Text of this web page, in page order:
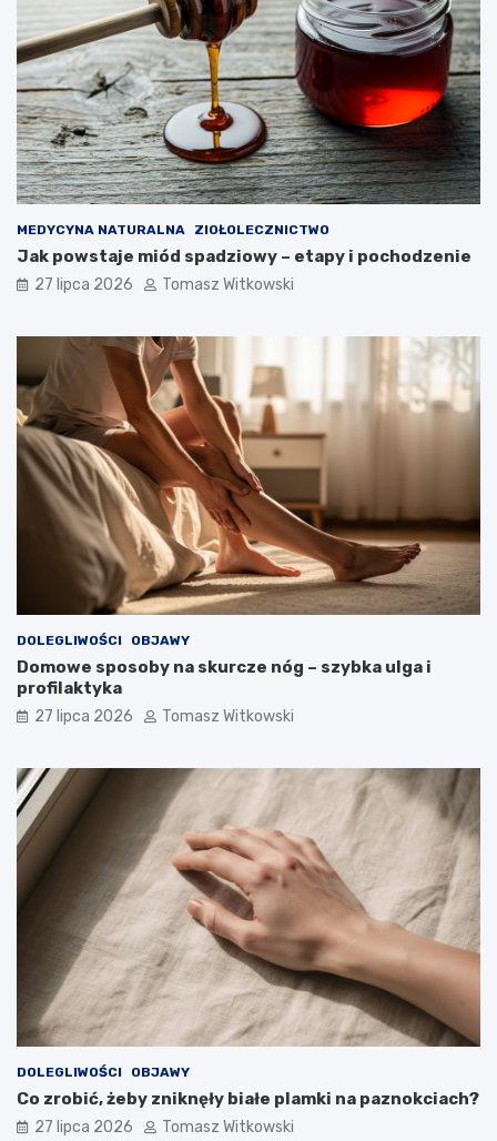
MEDYCYNA NATURALNA ZIOŁOLECZNICTWO
Jak powstaje miód spadziowy – etapy i pochodzenie
27 lipca 2026 Tomasz Witkowski
DOLEGLIWOŚCI OBJAWY
Domowe sposoby na skurcze nóg – szybka ulga i
profilaktyka
27 lipca 2026 Tomasz Witkowski
DOLEGLIWOŚCI OBJAWY
Co zrobić, żeby zniknęły białe plamki na paznokciach?
27 lipca 2026 Tomasz Witkowski